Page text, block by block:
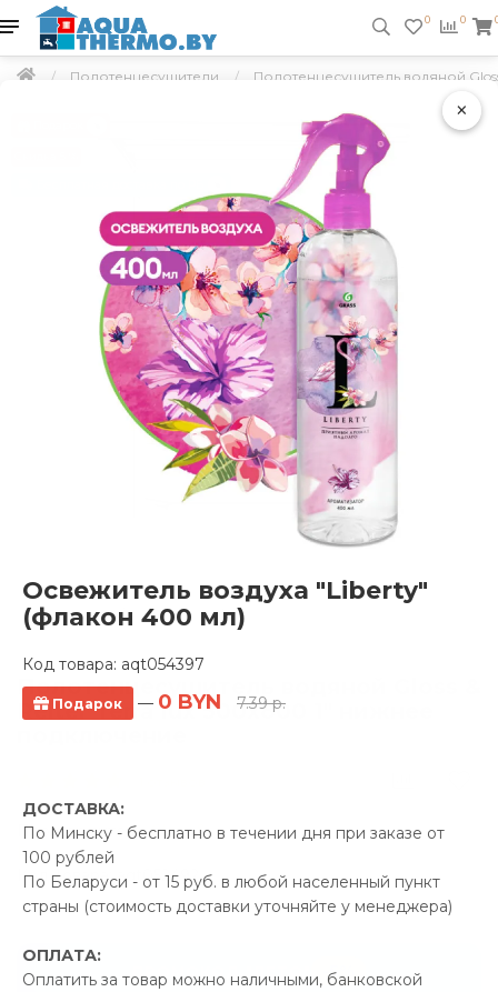
×
Освежитель воздуха "Liberty"
(флакон 400 мл)
Код товара: aqt054397
Подарок — 0 BYN 7.39 р.
ДОСТАВКА:
По Минску - бесплатно в течении дня при заказе от
100 рублей
По Беларуси - от 15 руб. в любой населенный пункт
страны (стоимость доставки уточняйте у менеджера)
ОПЛАТА:
Оплатить за товар можно наличными, банковской
0 0
Полотенцесушители Полотенцесушитель водяной
Полотенцесушитель водяной Gloss &
Reiter Terra lux 500х800 1" нижнее
Производитель:Gloss &
Reiter
Код Товара: aqt052492
-5%